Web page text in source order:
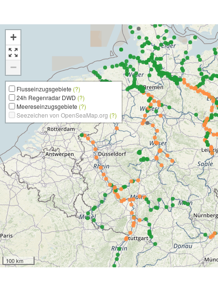
+
−
Flusseinzugsgebiete (?)
24h Regenradar DWD (?)
Meereseinzugsgebiete (?)
Seezeichen von OpenSeaMap.org (?)
100 km